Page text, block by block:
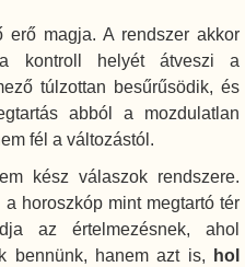
magja. A rendszer akkor
kontroll helyét átveszi a
túlzottan besűrűsödik, és
abból a mozdulatlan
fél a változástól.
kész válaszok rendszere.
horoszkóp mint megtartó tér
az értelmezésnek, ahol
bennünk, hanem azt is,
hol